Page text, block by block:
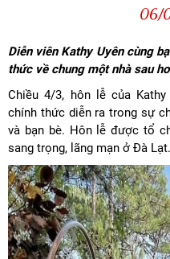
06/
Diễn viên Kathy Uyên cùng
thức về chung một nhà sau
Chiều 4/3, hôn lễ của
chính thức diễn ra trong sự
và bạn bè. Hôn lễ được tổ
sang trọng, lãng mạn ở Đà Lạt.